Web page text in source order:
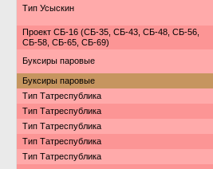
Тип Усыскин
Проект СБ-16 (СБ-35, СБ-43, СБ-48, СБ-56,
СБ-58, СБ-65, СБ-69)
Буксиры паровые
Буксиры паровые
Тип Татреспублика
Тип Татреспублика
Тип Татреспублика
Тип Татреспублика
Тип Татреспублика